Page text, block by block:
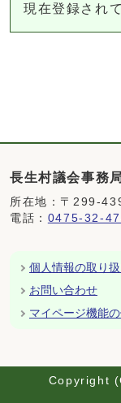
現在登録され
長生村議会事務
所在地：〒299-
電話： 0475-32-
個人情報の取り
お問い合わせ
マイページ機能
Copyright